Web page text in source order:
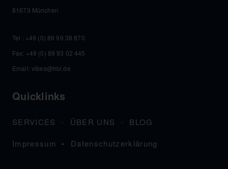
81673 München
Tel : +49 (0) 89 99 38 870
Fax: +49 (0) 89 93 02 445
Email: vibes@hbi.de
Quicklinks
SERVICES ÜBER UNS
BLOG
Impressum
Datenschutzerklärung